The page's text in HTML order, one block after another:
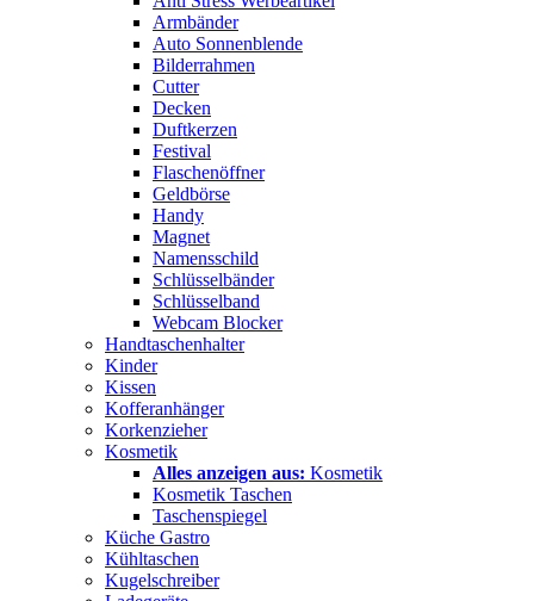
Armbänder
Auto Sonnenblende
Bilderrahmen
Cutter
Decken
Duftkerzen
Festival
Flaschenöffner
Geldbörse
Handy
Magnet
Namensschild
Schlüsselbänder
Schlüsselband
Webcam Blocker
Handtaschenhalter
Kinder
Kissen
Kofferanhänger
Korkenzieher
Kosmetik
Alles anzeigen aus: Kosmetik
Kosmetik Taschen
Taschenspiegel
Küche Gastro
Kühltaschen
Kugelschreiber